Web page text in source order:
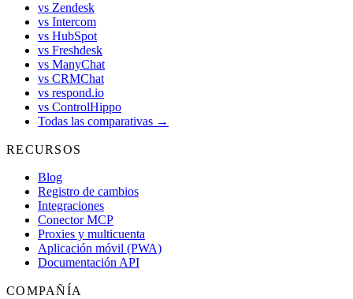
vs Zendesk
vs Intercom
vs HubSpot
vs Freshdesk
vs ManyChat
vs CRMChat
vs respond.io
vs ControlHippo
Todas las comparativas →
RECURSOS
Blog
Registro de cambios
Integraciones
Conector MCP
Proxies y multicuenta
Aplicación móvil (PWA)
Documentación API
COMPAÑÍA